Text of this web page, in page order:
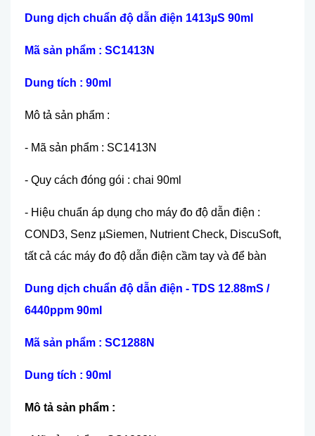
Dung dịch chuẩn độ dẫn điện 1413µS 90ml
Mã sản phẩm : SC1413N
Dung tích : 90ml
Mô tả sản phẩm :
- Mã sản phẩm : SC1413N
- Quy cách đóng gói : chai 90ml
- Hiệu chuẩn áp dụng cho máy đo độ dẫn điện :
COND3, Senz µSiemen, Nutrient Check, DiscuSoft,
tất cả các máy đo độ dẫn điện cầm tay và để bàn
Dung dịch chuẩn độ dẫn điện - TDS 12.88mS /
6440ppm 90ml
Mã sản phẩm : SC1288N
Dung tích : 90ml
Mô tả sản phẩm :